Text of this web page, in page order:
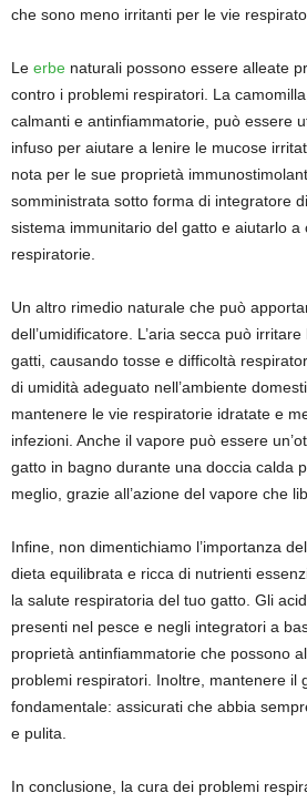
che sono meno irritanti per le vie
Le erbe naturali possono essere alleate
contro i problemi respiratori. La
calmanti e antinfiammatorie, può essere
infuso per aiutare a lenire le mucose
nota per le sue proprietà
somministrata sotto forma di integratore
sistema immunitario del gatto e aiutarlo a
respiratorie.
Un altro rimedio naturale che può
dell’umidificatore. L’aria secca può
gatti, causando tosse e difficoltà
di umidità adeguato nell’ambiente
mantenere le vie respiratorie idratate e
infezioni. Anche il vapore può essere
gatto in bagno durante una doccia calda
meglio, grazie all’azione del vapore che
Infine, non dimentichiamo l’importanza
dieta equilibrata e ricca di nutrienti
la salute respiratoria del tuo gatto. Gli
presenti nel pesce e negli integratori a
proprietà antinfiammatorie che possono
problemi respiratori. Inoltre, mantenere il
fondamentale: assicurati che abbia
e pulita.
In conclusione, la cura dei problemi